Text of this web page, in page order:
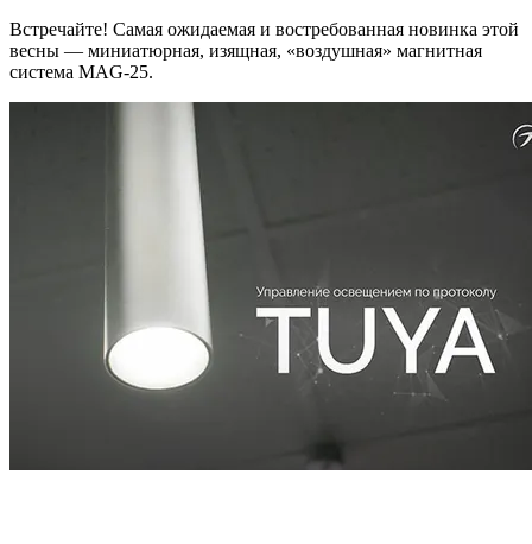
Встречайте! Самая ожидаемая и востребованная новинка этой
весны — миниатюрная, изящная, «воздушная» магнитная
система MAG-25.